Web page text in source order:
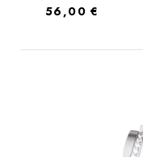
Regulärer Preis:
56,00 €